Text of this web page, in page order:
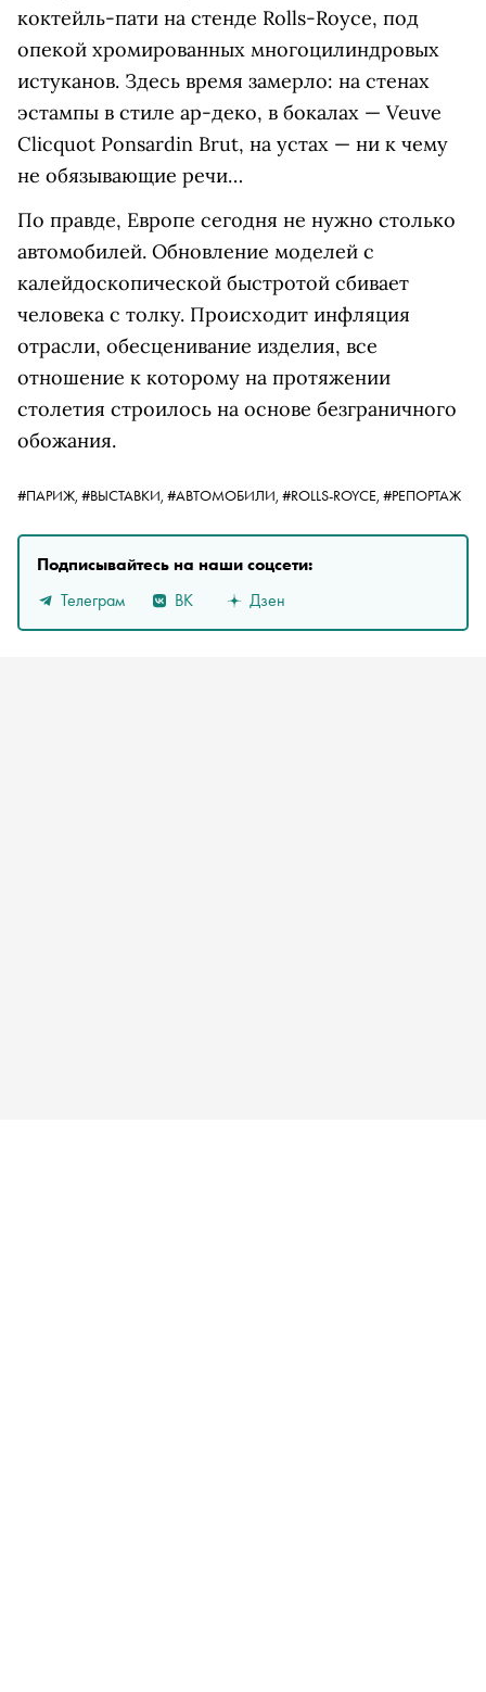
коктейль-пати на стенде Rolls-Royce, под
опекой хромированных многоцилиндровых
истуканов. Здесь время замерло: на стенах
эстампы в стиле ар-деко, в бокалах — Veuve
Clicquot Ponsardin Brut, на устах — ни к чему
не обязывающие речи…
По правде, Европе сегодня не нужно столько
автомобилей. Обновление моделей с
калейдоскопической быстротой сбивает
человека с толку. Происходит инфляция
отрасли, обесценивание изделия, все
отношение к которому на протяжении
столетия строилось на основе безграничного
обожания.
#ПАРИЖ, #ВЫСТАВКИ, #АВТОМОБИЛИ, #ROLLS-ROYCE, #РЕПОРТАЖ
Подписывайтесь на наши соцсети:
Телеграм
ВК Дзен